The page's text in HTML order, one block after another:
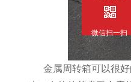
金属周转箱可以很好的
微信扫一扫